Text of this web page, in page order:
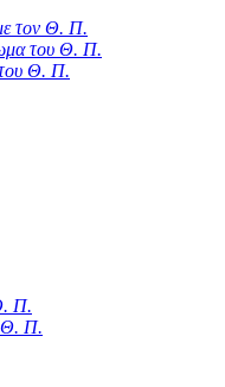
με τον Θ. Π.
του Θ. Π.
Θ. Π.
Π.
Θ. Π.